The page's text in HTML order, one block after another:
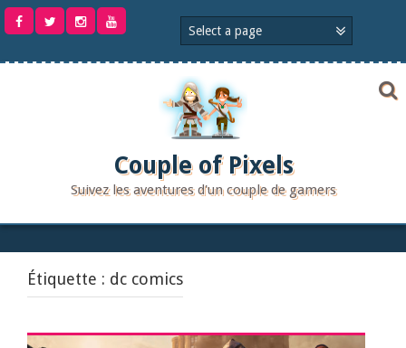
Aller
Couple of Pixels
Suivez les aventures d'un couple de gamers
Étiquette : dc comics